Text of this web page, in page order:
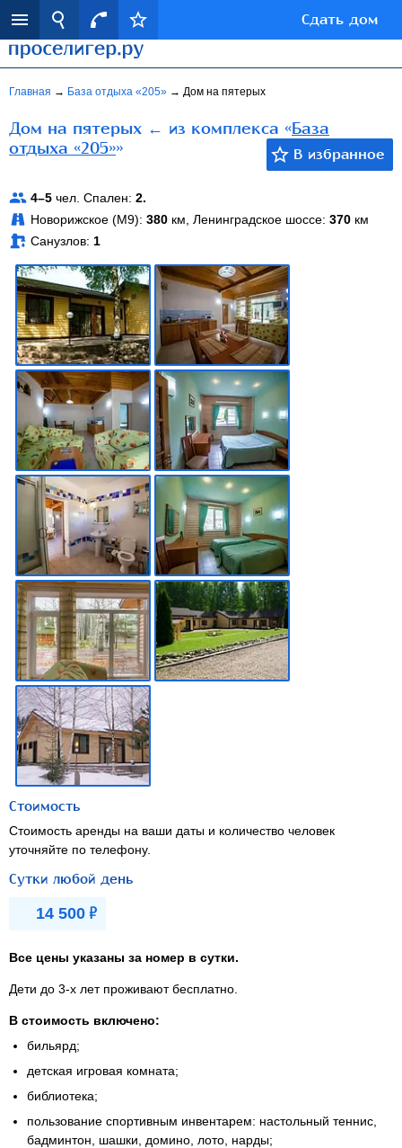
Сдать дом
Главная → База отдыха «205» → Дом на пятерых
Дом на пятерых ← из комплекса «База
отдыха «205»»
4–5 чел. Спален: 2.
Новорижское (М9): 380 км, Ленинградское шоссе: 370 км
Санузлов: 1
Стоимость
Стоимость аренды на ваши даты и количество человек
уточняйте по телефону.
Сутки любой день
14 500 Р
Все цены указаны за номер в сутки.
Дети до 3-х летпроживают бесплатно.
В стоимость включено:
бильярд;
детская игровая комната;
библиотека;
пользование спортивным инвентарем: настольный теннис,
бадминтон, шашки, домино, лото, нарды;